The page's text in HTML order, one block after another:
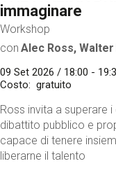
immaginare
Workshop
con Alec Ross, Walter
09 Set 2026 / 18:00 -
Costo
gratuito
Ross invita a superare
dibattito pubblico e
capace di tenere
liberarne il talento